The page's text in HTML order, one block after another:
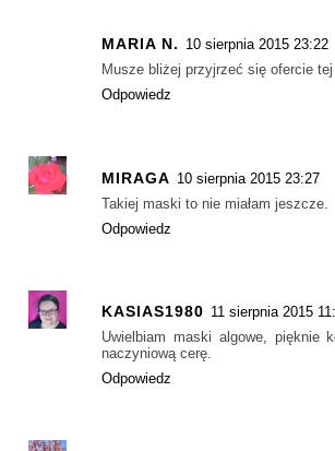
MARIA N. 10 sierpnia 2015 23:22
Musze bliżej przyjrzeć się ofercie
Odpowiedz
MIRAGA 10 sierpnia 2015 23:27
Takiej maski to nie miałam jeszcze.
Odpowiedz
KASIAS1980 11 sierpnia 2015
Uwielbiam maski algowe, pięknie
naczyniową cerę.
Odpowiedz